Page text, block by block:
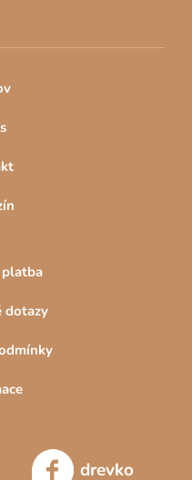
platba
dotazy
drevko